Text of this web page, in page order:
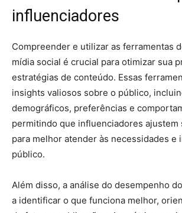
influenciadores
Compreender e utilizar as ferramentas
mídia social é crucial para otimizar sua
estratégias de conteúdo. Essas
insights valiosos sobre o público,
demográficos, preferências e
permitindo que influenciadores ajustem
para melhor atender às necessidades e
público.
Além disso, a análise do desempenho
a identificar o que funciona melhor,